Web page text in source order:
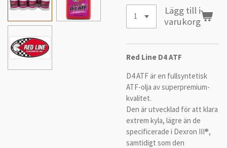
Lägg till i
varukorg
Red Line D4 ATF
D4 ATF är en fullsyntetisk
ATF-olja av superpremium-
kvalitet.
Den är utvecklad för att klara
extrem kyla, lägre än de
specificerade i Dexron III®,
samtidigt som den